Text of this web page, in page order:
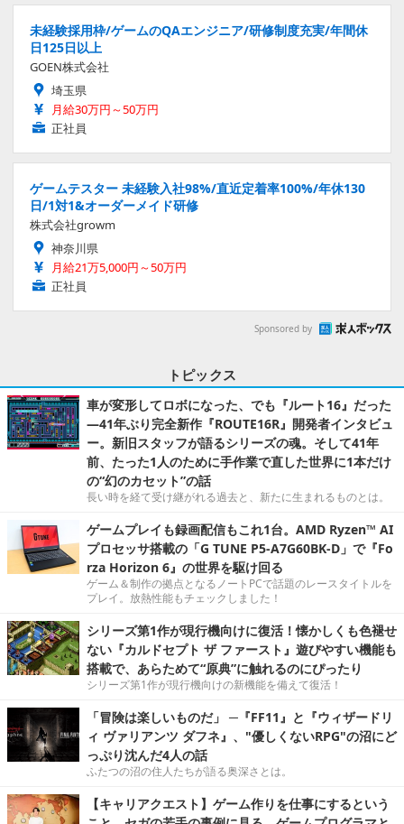
未経験採用枠/ゲームのQAエンジニア/研修制度充実/年間休
日125日以上
GOEN株式会社
埼玉県
月給30万円～50万円
正社員
ゲームテスター 未経験入社98%/直近定着率100%/年休130
日/1対1&オーダーメイド研修
株式会社growm
神奈川県
月給21万5,000円～50万円
正社員
Sponsored by
トピックス
車が変形してロボになった、でも『ルート16』だった
―41年ぶり完全新作『ROUTE16R』開発者インタビュ
ー。新旧スタッフが語るシリーズの魂。そして41年
前、たった1人のために手作業で直した世界に1本だけ
の“幻のカセット”の話
長い時を経て受け継がれる過去と、新たに生まれるものとは。
ゲームプレイも録画配信もこれ1台。AMD Ryzen™ AI
プロセッサ搭載の「G TUNE P5-A7G60BK-D」で『Fo
rza Horizon 6』の世界を駆け回る
ゲーム＆制作の拠点となるノートPCで話題のレースタイトルを
プレイ。放熱性能もチェックしました！
シリーズ第1作が現行機向けに復活！懐かしくも色褪せ
ない『カルドセプト ザ ファースト』遊びやすい機能も
搭載で、あらためて“原典”に触れるのにぴったり
シリーズ第1作が現行機向けの新機能を備えて復活！
「冒険は楽しいものだ」 ─『FF11』と『ウィザードリ
ィ ヴァリアンツ ダフネ』、"優しくないRPG"の沼にど
っぷり沈んだ4人の話
ふたつの沼の住人たちが語る奥深さとは。
【キャリアクエスト】ゲーム作りを仕事にするという